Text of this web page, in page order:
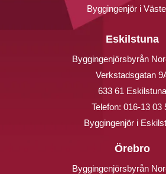
Byggingenjör i
Eskilstuna
Byggingenjörsbyrån
Verkstadsgatan
633 61 Eskilstuna
Telefon: 016-13 03
Byggingenjör i
Örebro
Byggingenjörsbyrån